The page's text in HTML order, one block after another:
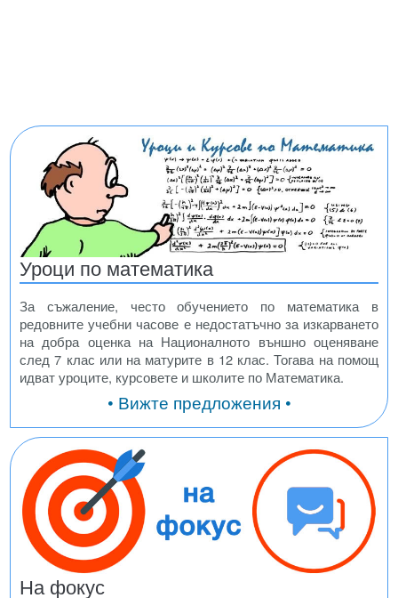
Уроци по математика
За съжаление, често обучението по математика в
редовните учебни часове е недостатъчно за изкарването
на добра оценка на Националното външно оценяване
след 7 клас или на матурите в 12 клас. Тогава на помощ
идват уроците, курсовете и школите по Математика.
• Вижте предложения •
На фокус